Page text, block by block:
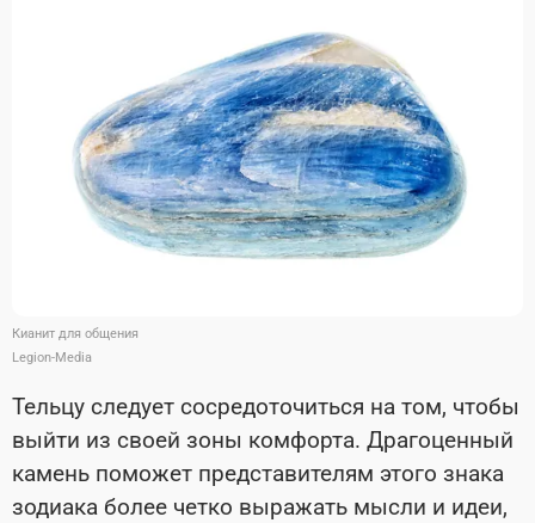
Кианит для общения
Legion-Media
Тельцу следует сосредоточиться на том, чтобы
выйти из своей зоны комфорта. Драгоценный
камень поможет представителям этого знака
зодиака более четко выражать мысли и идеи,